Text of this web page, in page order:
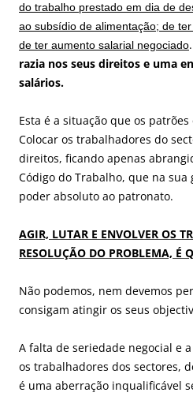
do trabalho prestado em dia de
ao subsídio de alimentação; de
de ter aumento salarial negociado.
razia nos seus direitos e uma
salários.
Esta é a situação que os
Colocar os trabalhadores do
direitos, ficando apenas
Código do Trabalho, que na
poder absoluto ao patronato.
AGIR, LUTAR E ENVOLVER OS
RESOLUÇÃO DO PROBLEMA, É
Não podemos, nem devemos
consigam atingir os seus
A falta de seriedade negocial e
os trabalhadores dos sectores,
é uma aberração inqualificável